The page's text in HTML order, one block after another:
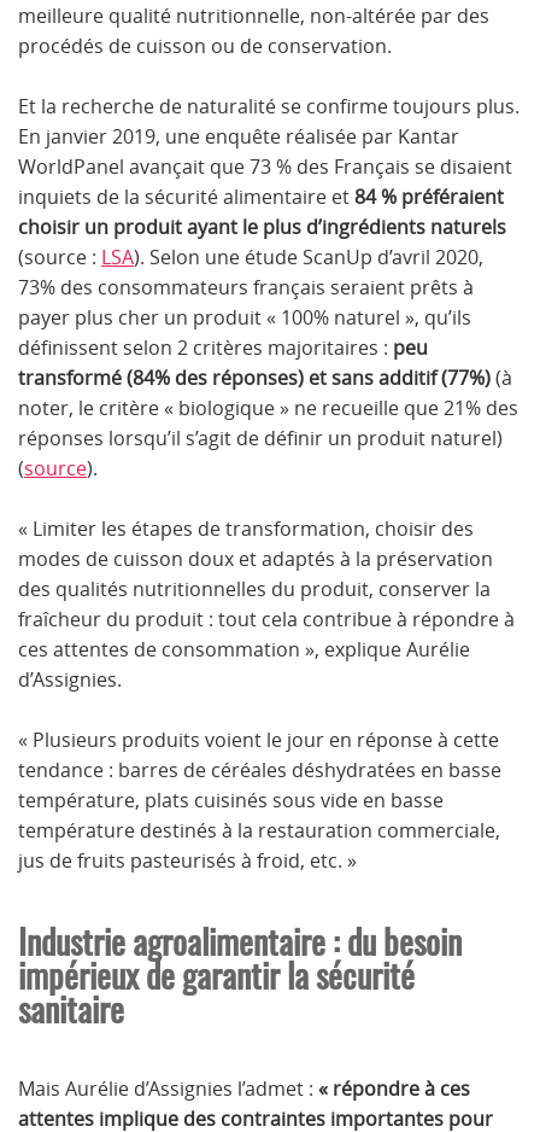
meilleure qualité nutritionnelle, non-altérée par des
procédés de cuisson ou de conservation.
Et la recherche de naturalité se confirme toujours plus.
En janvier 2019, une enquête réalisée par Kantar
WorldPanel avançait que 73 % des Français se disaient
inquiets de la sécurité alimentaire et84 % préféraient
choisir un produit ayant le plus d’ingrédients naturels
(source : LSA). Selon une étude ScanUp d’avril 2020,
73% des consommateurs français seraient prêts à
payer plus cher un produit « 100% naturel », qu’ils
définissent selon 2 critères majoritaires : peu
transformé (84% des réponses) et sans additif (77%)(à
noter, le critère « biologique » ne recueille que 21% des
réponses lorsqu’il s’agit de définir un produit naturel)
(source).
« Limiter les étapes de transformation, choisir des
modes de cuisson doux et adaptés à la préservation
des qualités nutritionnelles du produit, conserver la
fraîcheur du produit : tout cela contribue à répondre à
ces attentes de consommation », explique Aurélie
d’Assignies.
« Plusieurs produits voient le jour en réponse à cette
tendance : barres de céréales déshydratées en basse
température, plats cuisinés sous vide en basse
température destinés à la restauration commerciale,
jus de fruits pasteurisés à froid, etc. »
Industrie agroalimentaire : du besoin
impérieux de garantir la sécurité
sanitaire
Mais Aurélie d’Assignies l’admet : « répondre à ces
attentes implique des contraintes importantes pour